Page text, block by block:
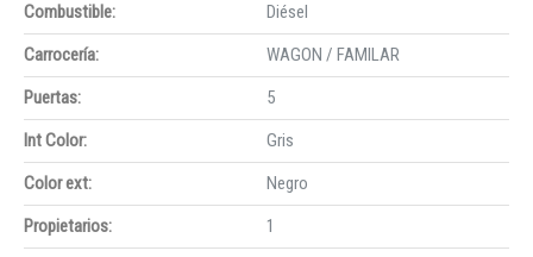
Combustible:
Diésel
Carrocería:
WAGON / FAMILAR
Puertas:
5
Int Color:
Gris
Color ext:
Negro
Propietarios:
1